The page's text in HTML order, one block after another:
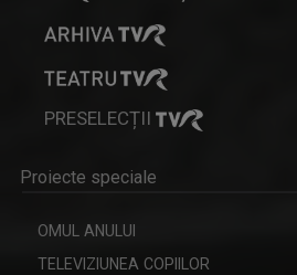
PRESELECȚII
Proiecte speciale
OMUL ANULUI
TELEVIZIUNEA COPIILOR